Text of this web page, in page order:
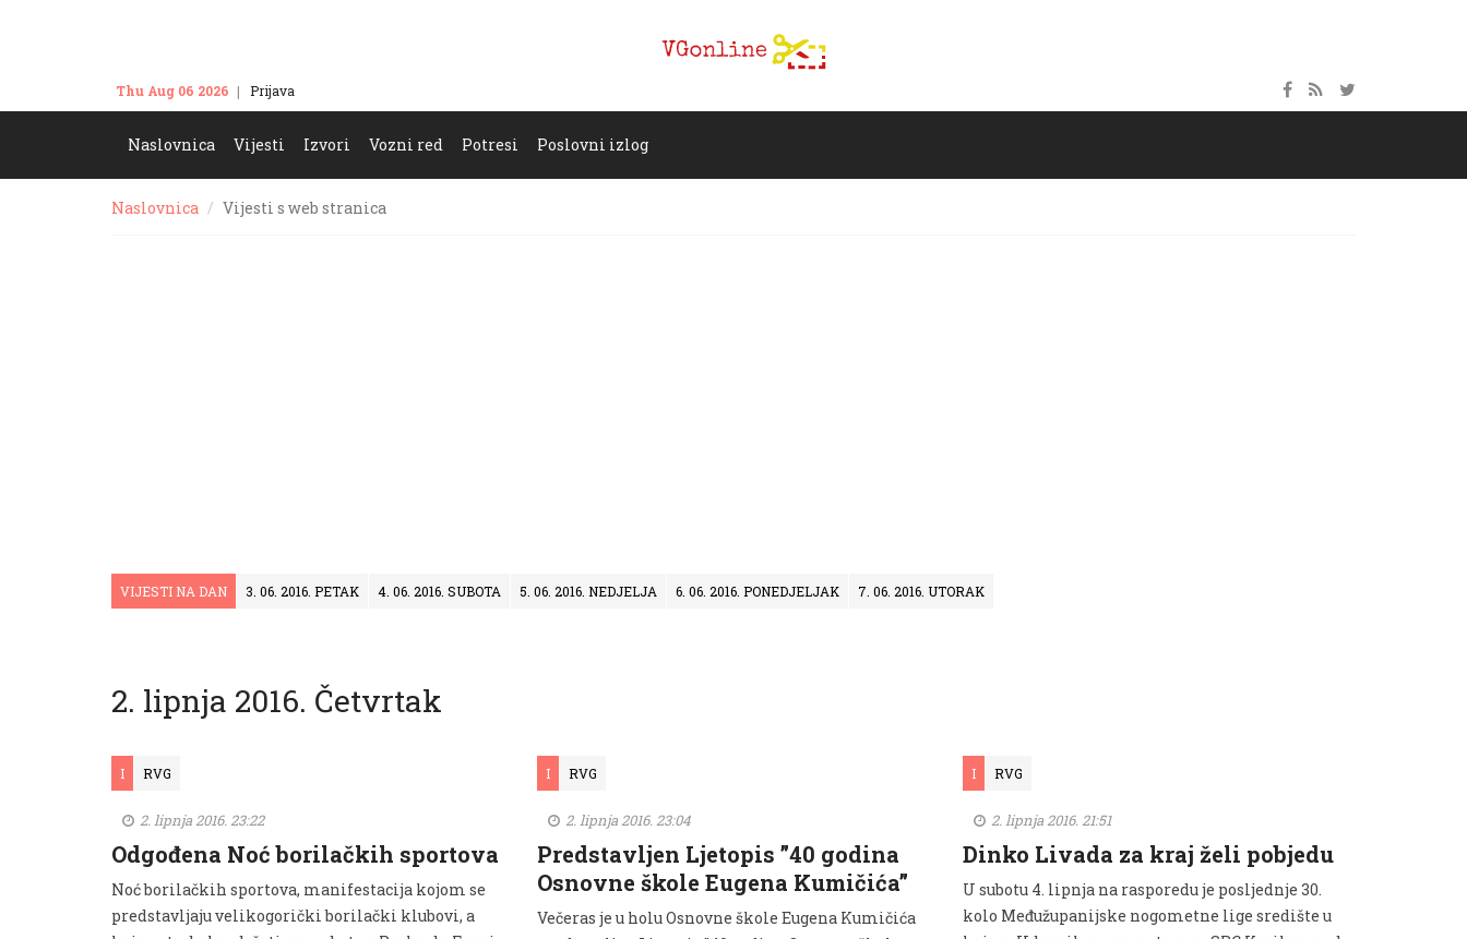
Thu Aug 06 2026 Prijava
Naslovnica Vijesti Izvori Vozni red Potresi Poslovni izlog
Naslovnica Vijesti s web stranica
VIJESTI NA DAN 3. 06. 2016. PETAK 4. 06. 2016. SUBOTA 5. 06. 2016. NEDJELJA 6. 06. 2016. PONEDJELJAK 7. 06. 2016. UTORAK
2. lipnja 2016. Četvrtak
I RVG
2. lipnja 2016. 23:22
Odgođena Noć borilačkih sportova
Noć borilačkih sportova, manifestacija kojom se
predstavljaju velikogorički borilački klubovi, a
I RVG
2. lipnja 2016. 23:04
Predstavljen Ljetopis ”40 godina
Osnovne škole Eugena Kumičića”
Večeras je u holu Osnovne škole Eugena Kumičića
I RVG
2. lipnja 2016. 21:51
Dinko Livada za kraj želi pobjedu
U subotu 4. lipnja na rasporedu je posljednje 30.
kolo Međužupanijske nogometne lige središte u